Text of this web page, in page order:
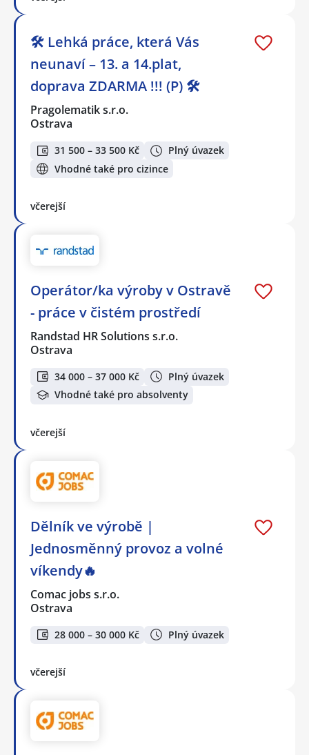
🛠️ Lehká práce, která Vás
neunaví – 13. a 14.plat,
doprava ZDARMA !!! (P) 🛠️
Pragolematik s.r.o.
Ostrava
31 500 – 33 500 Kč
Plný úvazek
Vhodné také pro cizince
včerejší
Operátor/ka výroby v Ostravě
- práce v čistém prostředí
Randstad HR Solutions s.r.o.
Ostrava
34 000 – 37 000 Kč
Plný úvazek
Vhodné také pro absolventy
včerejší
Dělník ve výrobě |
Jednosměnný provoz a volné
víkendy🔥
Comac jobs s.r.o.
Ostrava
28 000 – 30 000 Kč Plný úvazek
včerejší